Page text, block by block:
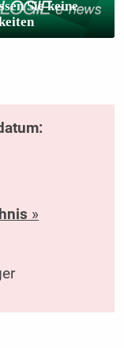
Sie keine
»